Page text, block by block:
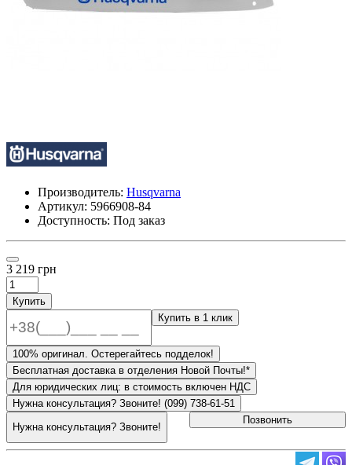
Производитель: Husqvarna
Артикул: 5966908-84
Доступность: Под заказ
3 219 грн
Купить
Купить в 1 клик
100% оригинал. Остерегайтесь подделок!
Бесплатная доставка в отделения Новой Почты!*
Для юридических лиц: в стоимость включен НДС
Нужна консультация? Звоните! (099) 738-61-51
Нужна консультация? Звоните!
Позвонить